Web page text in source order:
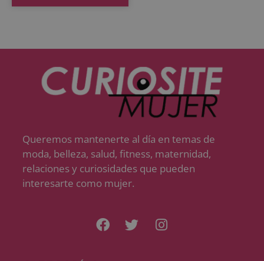
Queremos mantenerte al día en temas de
moda, belleza, salud, fitness, maternidad,
relaciones y curiosidades que pueden
interesarte como mujer.